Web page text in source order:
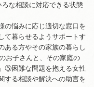
な相談に対応できる状態
悩みに応じ適切な窓口を
て暮らせるようサポートす
ある方やその家族の暮らし
お子さんと、その家庭の
⑤困難な問題を抱える女性
する相談や解決への助言を